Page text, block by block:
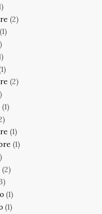
(2)
(1)
(2)
(1)
(1)
(1)
(2)
(1)
(1)